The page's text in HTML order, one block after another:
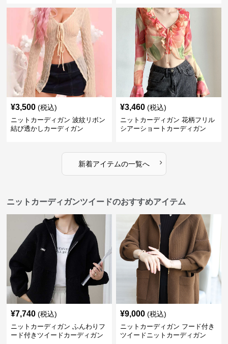
¥3,500 (税込)
ニットカーディガン 波紋リボン
結び透かしカーディガン
¥3,460 (税込)
ニットカーディガン 花柄フリル
シアーショートカーディガン
新着アイテムの一覧へ ›
ニットカーディガンツイードのおすすめアイテム
¥7,740 (税込)
ニットカーディガン ふんわりフ
ード付きツイードカーディガン
¥9,000 (税込)
ニットカーディガン フード付き
ツイードニットカーディガン